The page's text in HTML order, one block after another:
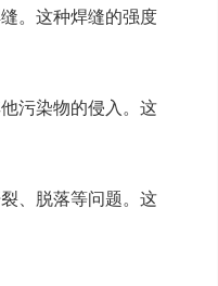
。这种焊缝的强度
污染物的侵入。这
、脱落等问题。这